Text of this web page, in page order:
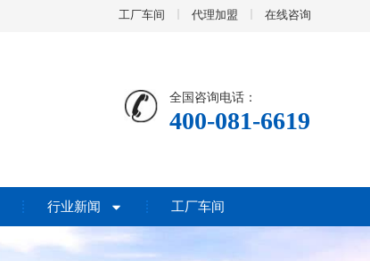
工厂车间 代理加盟 在线咨询
全国咨询电话：
400-081-6619
行业新闻 工厂车间